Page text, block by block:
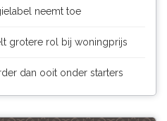
neemt toe
grotere rol bij woningprijs
dan ooit onder starters